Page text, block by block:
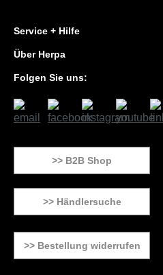
Service + Hilfe
Über Herpa
Folgen Sie uns:
>> B2B Shop
>> Händlersuche
>> Bestellung widerrufen